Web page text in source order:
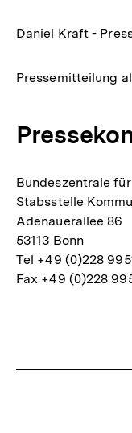
Daniel Kraft -
Pressemitteilung
Bundeszentrale
Stabsstelle
Adenauerallee 86
53113 Bonn
Tel +49 (0)228
Fax +49 (0)228